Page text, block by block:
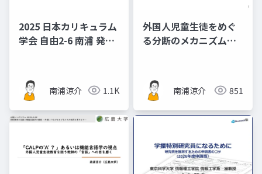
2025 日本カリキュラム
学会 自由2-6 南浦 発表
生授業の展開とそのカ
リキュラム的位置―多
言語多文化化する学校
の小片としての意図と
南浦涼介 1.1K
外国人児童生徒をめぐ
る分断のメカニズムと
「包摂の教育学」へ
（東北教育学会/日本教
育学会東北地区研究活
日本語教育の検討」資
料）
南浦涼介 851